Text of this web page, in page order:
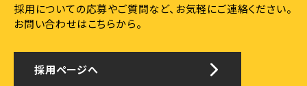
採用についての応募やご質問など、お気軽にご連絡ください。
お問い合わせはこちらから。
採用ページへ